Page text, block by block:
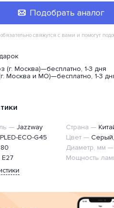
Подобрать аналог
свяжутся с вами и помогут
(г. Москва)—бесплатно, 1-3 дня
Москва и МО)—бесплатно, 1-3
— Jazzway Страна —
PLED-ECO-G45 Цвет —
80 Диаметр, мм —
E27 Мощность